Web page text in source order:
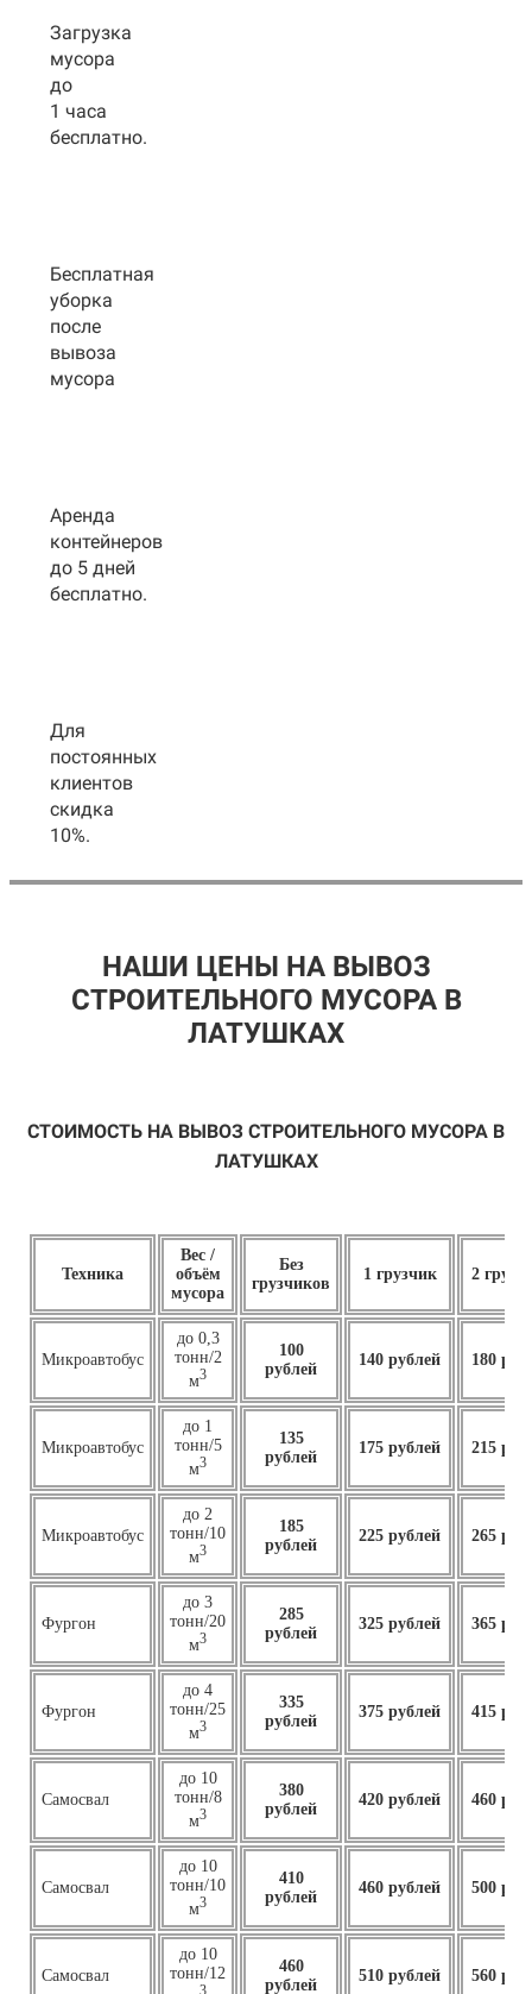
Загрузка
мусора
до
1 часа
бесплатно.
Бесплатная
уборка
после
вывоза
мусора
Аренда
контейнеров
до 5 дней
бесплатно.
Для
постоянных
клиентов
скидка
10%.
НАШИ ЦЕНЫ НА ВЫВОЗ
СТРОИТЕЛЬНОГО МУСОРА В
ЛАТУШКАХ
СТОИМОСТЬ НА ВЫВОЗ СТРОИТЕЛЬНОГО МУСОРА В
ЛАТУШКАХ
Техника
Вес /
объём
мусора
Без
грузчиков
1 грузчик 2
Микроавтобус
до 0,3
тонн/2
м3
100
рублей
140 рублей 180
Микроавтобус
до 1
тонн/5
м3
135
рублей
175 рублей 215
Микроавтобус
до 2
тонн/10
м3
185
рублей
225 рублей 265
Фургон
до 3
тонн/20
м3
285
рублей
325 рублей 365
Фургон
до 4
тонн/25
м3
335
рублей
375 рублей 415
Самосвал
до 10
тонн/8
м3
380
рублей
420 рублей 460
Самосвал
до 10
тонн/10
м3
410
рублей
460 рублей 500
Самосвал
до 10
тонн/12
3
460
рублей
510 рублей 560